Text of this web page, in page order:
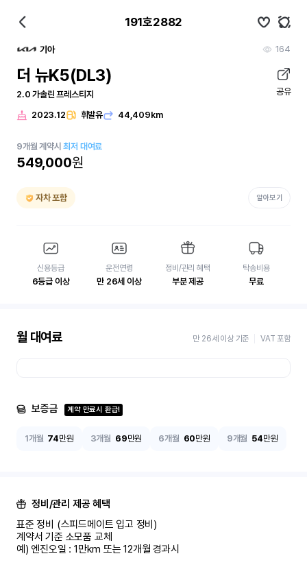
191호2882
기아 164
더 뉴K5(DL3)
2.0 가솔린 프레스티지 공유
2023.12 휘발유 44,409km
9개월 계약시최저 대여료
549,000원
자차 포함 알아보기
신용등급
6등급 이상
운전연령
만 26세 이상
정비/관리 혜택
부분 제공
탁송비용
무료
월 대여료 만 26세 이상 기준 VAT 포함
보증금 계약 만료시 환급!
1개월 74만원 3개월 69만원 6개월 60만원 9개월 54만원
정비/관리 제공 혜택
표준 정비 (스피드메이트 입고 정비)
계약서 기준 소모품 교체
예) 엔진오일 : 1만km 또는 12개월 경과시